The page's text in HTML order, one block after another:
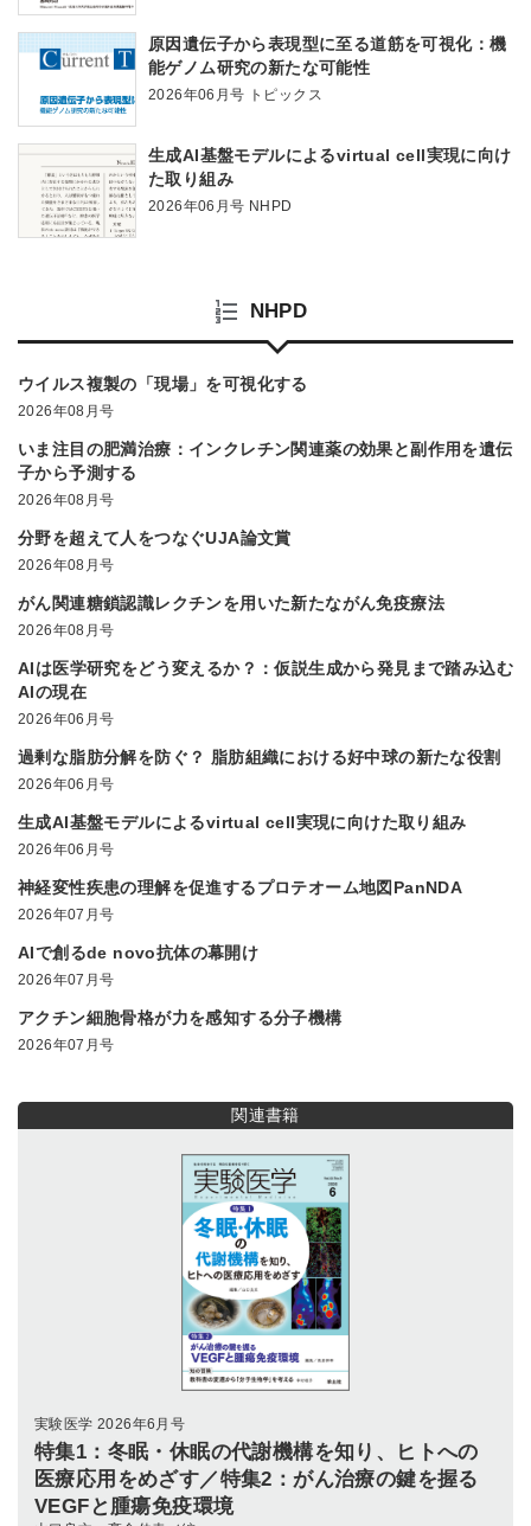
原因遺伝子から表現型に至る道筋を可視化：機
能ゲノム研究の新たな可能性
2026年06月号 トピックス
生成AI基盤モデルによるvirtual cell実現に向け
た取り組み
2026年06月号 NHPD
NHPD
ウイルス複製の「現場」を可視化する
2026年08月号
いま注目の肥満治療：インクレチン関連薬の効果と副作用を遺伝
子から予測する
2026年08月号
分野を超えて人をつなぐUJA論文賞
2026年08月号
がん関連糖鎖認識レクチンを用いた新たながん免疫療法
2026年08月号
AIは医学研究をどう変えるか？：仮説生成から発見まで踏み込む
AIの現在
2026年06月号
過剰な脂肪分解を防ぐ？ 脂肪組織における好中球の新たな役割
2026年06月号
生成AI基盤モデルによるvirtual cell実現に向けた取り組み
2026年06月号
神経変性疾患の理解を促進するプロテオーム地図PanNDA
2026年07月号
AIで創るde novo抗体の幕開け
2026年07月号
アクチン細胞骨格が力を感知する分子機構
2026年07月号
関連書籍
実験医学 2026年6月号
特集1：冬眠・休眠の代謝機構を知り、ヒトへの
医療応用をめざす／特集2：がん治療の鍵を握る
VEGFと腫瘍免疫環境